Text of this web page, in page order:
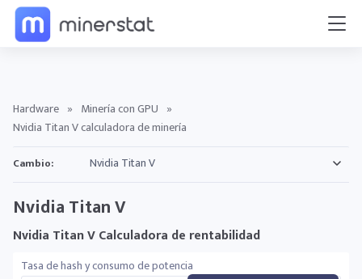
Hardware » Minería con GPU »
Nvidia Titan V calculadora de minería
Cambio:
Nvidia Titan V
Nvidia Titan V Calculadora de rentabilidad
Tasa de hash y consumo de potencia